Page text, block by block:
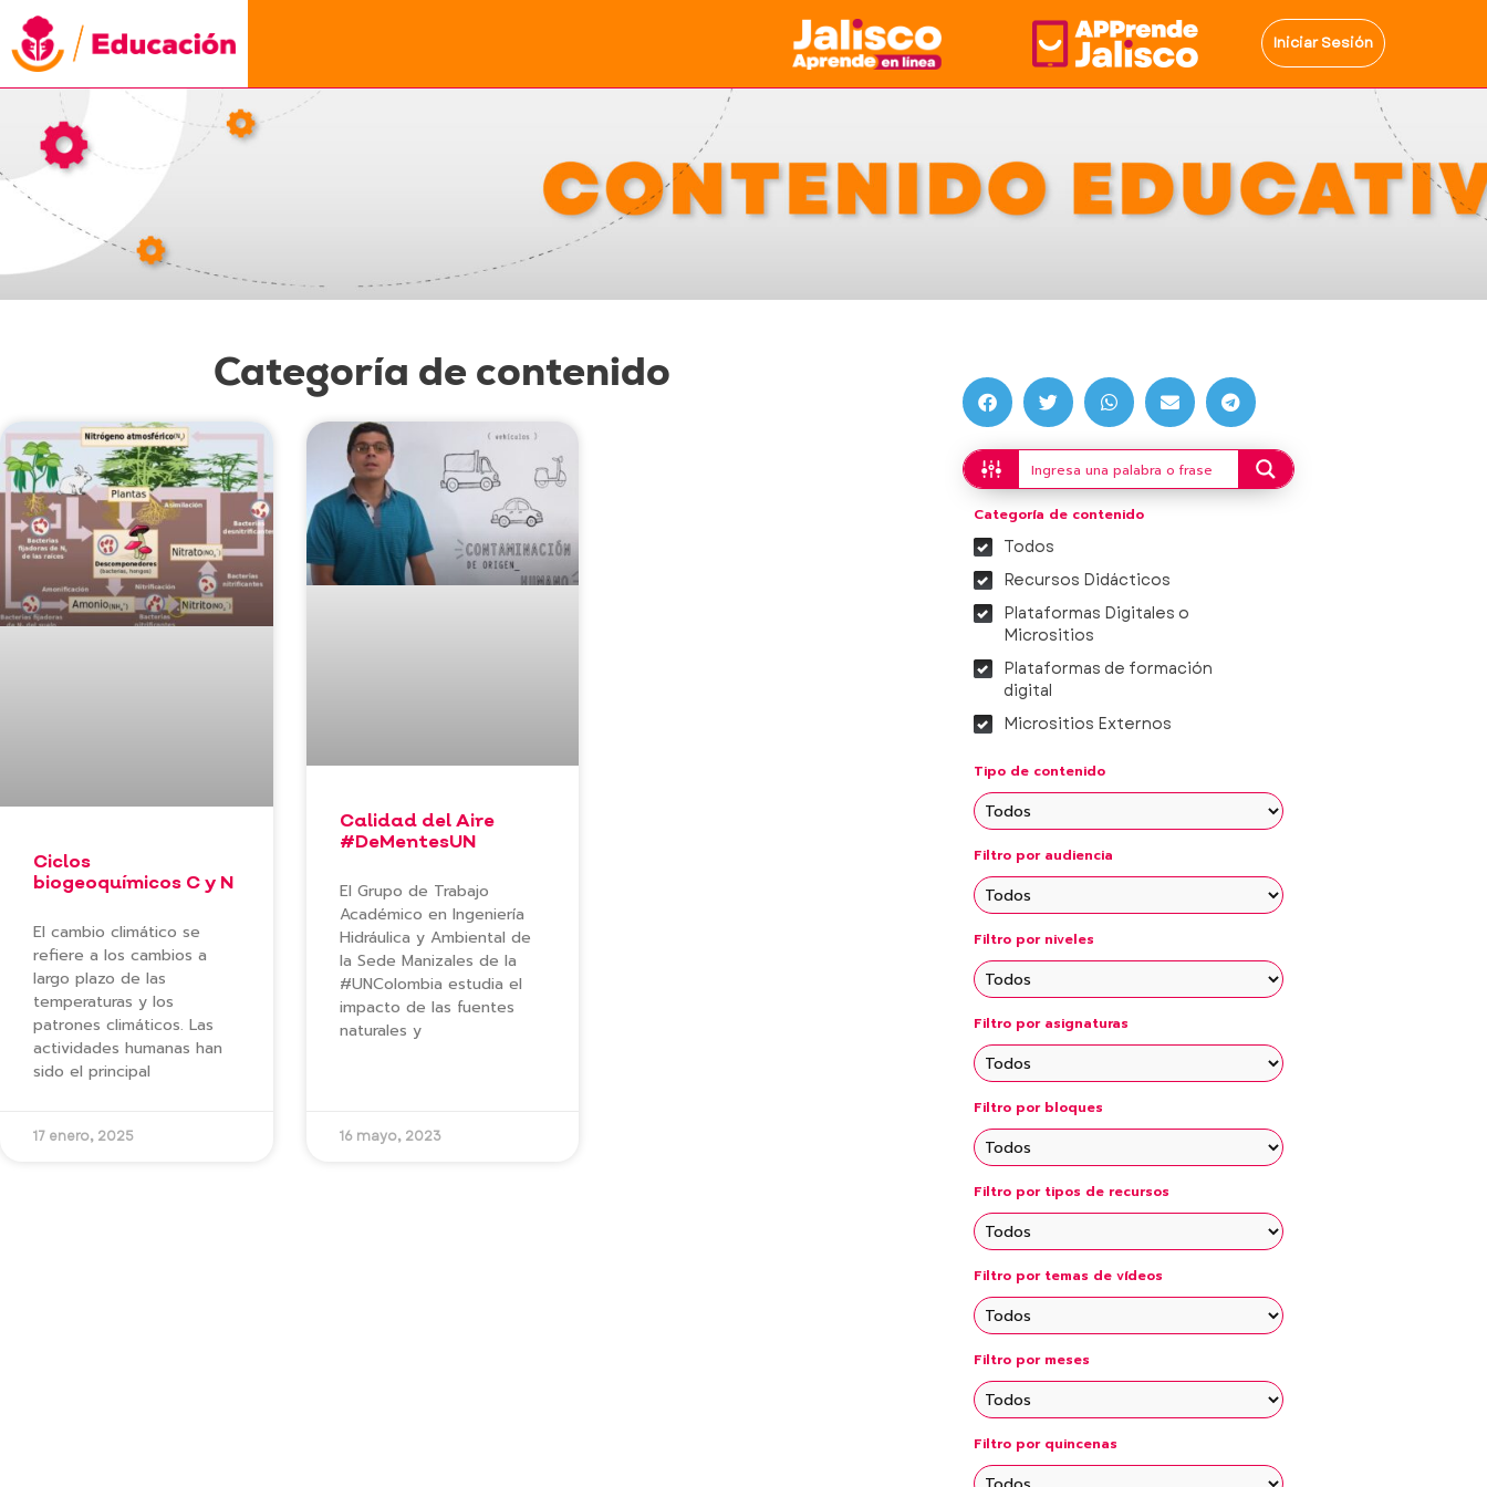
Iniciar Sesión
Categoría de contenido
Ciclos
biogeoquímicos C y N
El cambio climático se
refiere a los cambios a
largo plazo de las
temperaturas y los
patrones climáticos. Las
actividades humanas han
sido el principal
17 enero, 2025
Calidad del Aire
#DeMentesUN
El Grupo de Trabajo
Académico en Ingeniería
Hidráulica y Ambiental de
la Sede Manizales de la
#UNColombia estudia el
impacto de las fuentes
naturales y
16 mayo, 2023
Categoría de contenido
Todos
Recursos Didácticos
Plataformas Digitales o
Micrositios
Plataformas de formación
digital
Micrositios Externos
Fichas Aprende en Familia
Proyectos integradores
Micrositios de Consejos
Técnicos Escolares
Vídeos Temáticos
Fichas Didácticas Temáticas
Fichas didácticas educación
básica
Tipo de contenido
Filtro por audiencia
Filtro por niveles
Filtro por asignaturas
Filtro por bloques
Filtro por tipos de recursos
Filtro por temas de vídeos
Filtro por meses
Filtro por quincenas